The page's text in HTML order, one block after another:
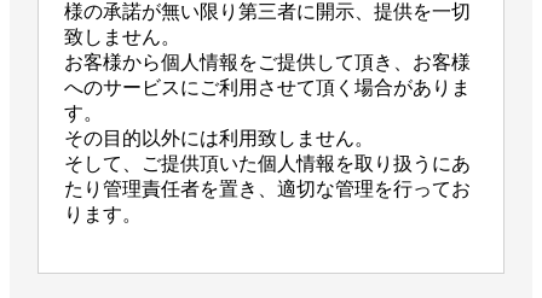
様の承諾が無い限り第三者に開示、提供を一切
致しません。
お客様から個人情報をご提供して頂き、お客様
へのサービスにご利用させて頂く場合がありま
す。
その目的以外には利用致しません。
そして、ご提供頂いた個人情報を取り扱うにあ
たり管理責任者を置き、適切な管理を行ってお
ります。